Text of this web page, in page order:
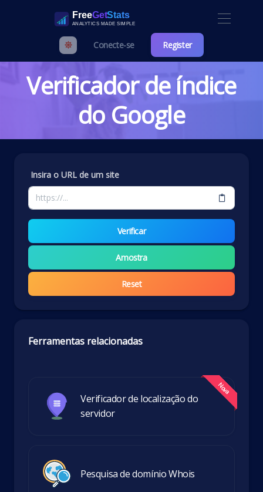
Conecte-se Register
Verificador de índice
do Google
Insira o URL de um site
Verificar
Amostra
Reset
Ferramentas relacionadas
Verificador de localização do
servidor
Pesquisa de domínio Whois